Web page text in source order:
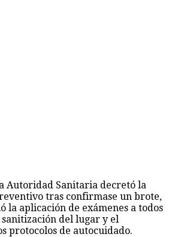
Autoridad Sanitaria decretó la
tras confirmase un brote,
la aplicación de exámenes a todos
del lugar y el
protocolos de autocuidado.